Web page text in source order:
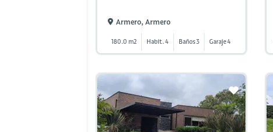
Armero, Armero
180.0 m2 Habit. 4 Baños 3 Garaje 4